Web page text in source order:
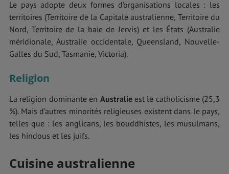
Le pays adopte deux formes d’organisations locales : les
territoires (Territoire de la Capitale australienne, Territoire du
Nord, Territoire de la baie de Jervis) et les États (Australie
méridionale, Australie occidentale, Queensland, Nouvelle-
Galles du Sud, Tasmanie, Victoria).
Religion
La religion dominante en Australieest le catholicisme (25,3
%). Mais d’autres minorités religieuses existent dans le pays,
telles que : les anglicans, les bouddhistes, les musulmans,
les hindous et les juifs.
Cuisine australienne